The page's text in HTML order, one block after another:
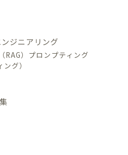
ジニアリング
）プロンプティング
グ）